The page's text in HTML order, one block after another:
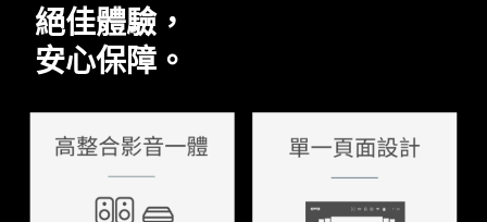
絕佳體驗，
安心保障。